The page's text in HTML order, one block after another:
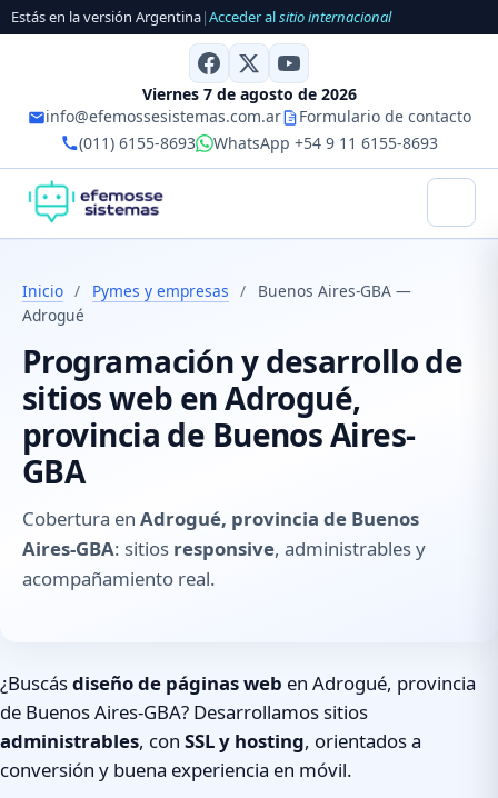
Estás en la versión Argentina|Acceder alsitio internacional
Viernes 7 de agosto de 2026
info@efemossesistemas.com.ar
Formulario de contacto
(011) 6155-8693
WhatsApp +54 9 11 6155-8693
Inicio / Pymes y empresas /
Buenos Aires-GBA —
Adrogué
Programación y desarrollo de
sitios web en Adrogué,
provincia de Buenos Aires-
GBA
Cobertura en Adrogué, provincia de Buenos
Aires-GBA: sitios responsive, administrables y
acompañamiento real.
¿Buscásdiseño de páginas web en Adrogué, provincia
de Buenos Aires-GBA? Desarrollamos sitios
administrables, con SSL y hosting, orientados a
conversión y buena experiencia en móvil.